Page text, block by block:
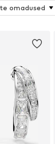
omadused